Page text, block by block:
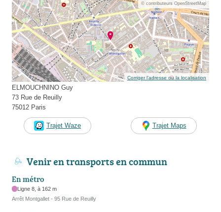
© contributeurs OpenStreetMap
Corriger l’adresse ou la localisation
ELMOUCHNINO Guy
73 Rue de Reuilly
75012 Paris
Trajet Waze Trajet Maps
Venir en transports en commun
En métro
Ligne 8, à 162 m
Arrêt Montgallet - 95 Rue de Reuilly